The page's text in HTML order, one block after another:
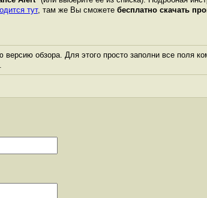
тут, там же Вы сможете бесплатно скачать
версию обзора. Для этого просто заполни все поля